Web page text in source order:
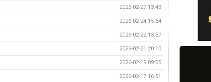
2026-02-27 13:43
2026-02-24 15:54
2026-02-22 13:37
2026-02-21 20:10
2026-02-19 09:05
2026-02-17 16:51